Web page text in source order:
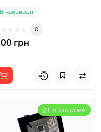
В наявності
0
грн
Популярний